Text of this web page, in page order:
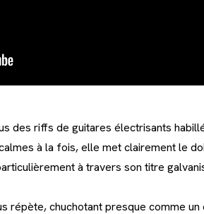
des riffs de guitares électrisants
à la fois, elle met clairement le
à travers son titre
répète, chuchotant presque comme